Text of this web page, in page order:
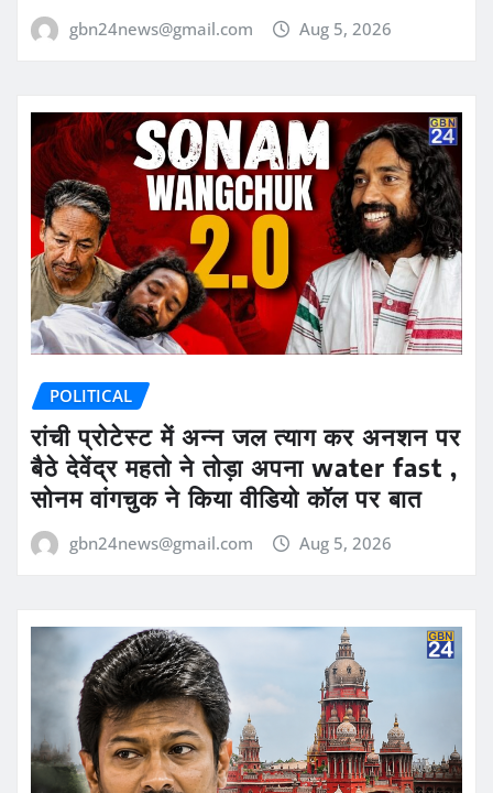
gbn24news@gmail.com Aug 5, 2026
POLITICAL
रांची प्रोटेस्ट में अन्न जल त्याग कर अनशन पर
बैठे देवेंद्र महतो ने तोड़ा अपना water fast ,
सोनम वांगचुक ने किया वीडियो कॉल पर बात
gbn24news@gmail.com Aug 5, 2026